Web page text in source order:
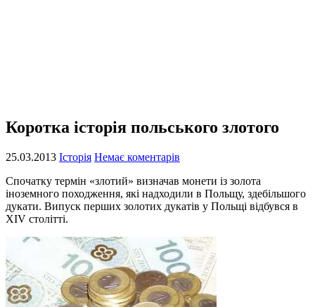
Коротка історія польського злотого
25.03.2013 Історія Немає коментарів
Спочатку термін «злотий» визначав монети із золота
іноземного походження, які надходили в Польщу, здебільшого
дукати. Випуск перших золотих дукатів у Польщі відбувся в
XIV столітті.